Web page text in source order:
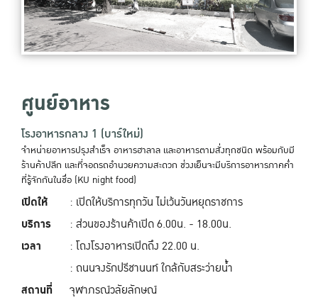
ศูนย์อาหาร
โรงอาหารกลาง 1 (บาร์ใหม่)
จำหน่ายอาหารปรุงสำเร็จ อาหารฮาลาล และอาหารตามสั่งทุกชนิด พร้อมกับมี
ร้านค้าปลีก และที่จอดรถอำนวยความสะดวก ช่วงเย็นจะมีบริการอาหารภาคค่ำ
ที่รู้จักกันในชื่อ (KU night food)
เปิดให้
บริการ
เวลา
สถานที่
: เปิดให้บริการทุกวัน ไม่เว้นวันหยุดราชการ
: ส่วนของร้านค้าเปิด 6.00น. - 18.00น.
: โถงโรงอาหารเปิดถึง 22.00 น.
: ถนนจงรักปรีชานนท์ ใกล้กับสระว่ายน้ำ
จุฬาภรณ์วลัยลักษณ์